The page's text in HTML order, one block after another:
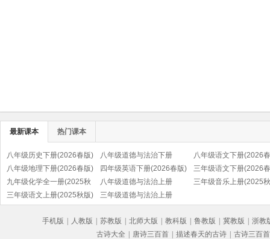
最新课本 热门课本
八年级历史下册(2026春版)
(部编版)
八年级道德与法治下册
(2026春版)(部编版)
八年级语文下册(2026
(部编版)
八年级地理下册(2026春版)
四年级英语下册(2026春版)
(PEP)
三年级语文下册(2026
(部编版)
九年级化学全一册(2025秋
版)
八年级道德与法治上册
(2025秋版)(部编版)
三年级音乐上册(2025
三年级语文上册(2025秋版)
三年级道德与法治上册
手机版
人教版 苏教版 北师大版 教科版 鲁教版 冀教版
浙教
古诗大全
唐诗三百首 描述春天的古诗 古诗三百首